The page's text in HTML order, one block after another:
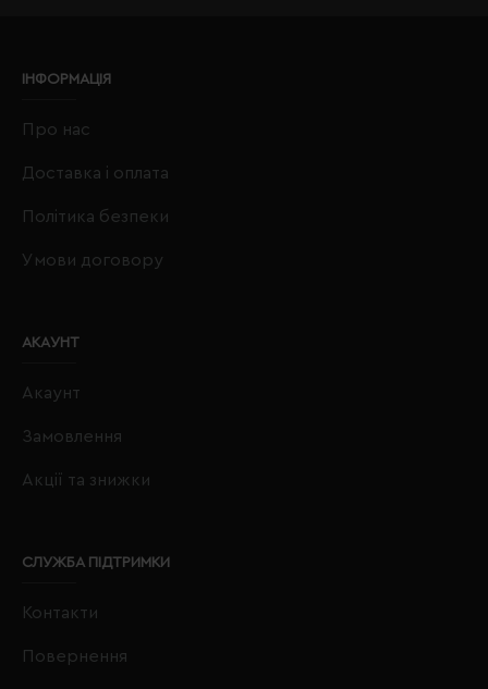
ІНФОРМАЦІЯ
Про нас
Доставка і оплата
Політика безпеки
Умови договору
АКАУНТ
Акаунт
Замовлення
Акції та знижки
СЛУЖБА ПІДТРИМКИ
Контакти
Повернення